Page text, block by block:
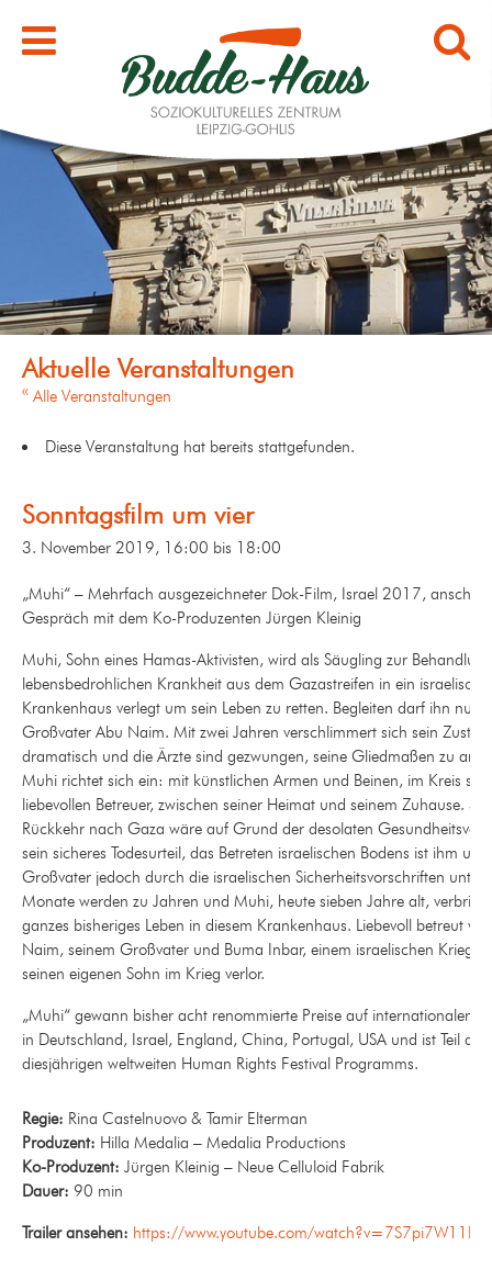
« Alle Veranstaltungen
Diese Veranstaltung hat bereits stattgefunden.
Sonntagsfilm um vier
3. November 2019, 16:00 bis 18:00
„Muhi“ – Mehrfach ausgezeichneter Dok-Film, Israel 2017,
Gespräch mit dem Ko-Produzenten Jürgen Kleinig
Muhi, Sohn eines Hamas-Aktivisten, wird als Säugling zur
lebensbedrohlichen Krankheit aus dem Gazastreifen in ein
Krankenhaus verlegt um sein Leben zu retten. Begleiten darf ihn nur
Großvater Abu Naim. Mit zwei Jahren verschlimmert sich sein
dramatisch und die Ärzte sind gezwungen, seine Gliedmaßen zu
Muhi richtet sich ein: mit künstlichen Armen und Beinen, im Kreis
liebevollen Betreuer, zwischen seiner Heimat und seinem Zuhause.
Rückkehr nach Gaza wäre auf Grund der desolaten
sein sicheres Todesurteil, das Betreten israelischen Bodens ist ihm
Großvater jedoch durch die israelischen Sicherheitsvorschriften
Monate werden zu Jahren und Muhi, heute sieben Jahre alt,
ganzes bisheriges Leben in diesem Krankenhaus. Liebevoll betreut
Naim, seinem Großvater und Buma Inbar, einem israelischen
seinen eigenen Sohn im Krieg verlor.
„Muhi“ gewann bisher acht renommierte Preise auf internationalen
in Deutschland, Israel, England, China, Portugal, USA und ist Teil des
diesjährigen weltweiten Human Rights Festival Programms.
Regie: Rina Castelnuovo & Tamir Elterman
Produzent: Hilla Medalia – Medalia Productions
Ko-Produzent: Jürgen Kleinig – Neue Celluloid Fabrik
Dauer: 90 min
Trailer ansehen: https://www.youtube.com/watch?v=7S7pi7W11HE